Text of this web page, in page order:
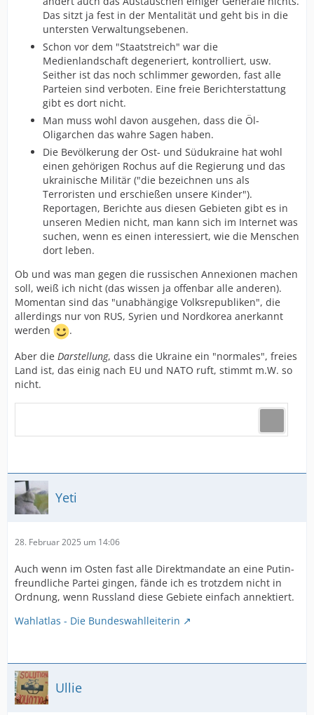
Das sitzt ja fest in der Mentalität und geht bis in die
untersten Verwaltungsebenen.
Schon vor dem "Staatstreich" war die
Medienlandschaft degeneriert, kontrolliert, usw.
Seither ist das noch schlimmer geworden, fast alle
Parteien sind verboten. Eine freie Berichterstattung
gibt es dort nicht.
Man muss wohl davon ausgehen, dass die Öl-
Oligarchen das wahre Sagen haben.
Die Bevölkerung der Ost- und Südukraine hat wohl
einen gehörigen Rochus auf die Regierung und das
ukrainische Militär ("die bezeichnen uns als
Terroristen und erschießen unsere Kinder").
Reportagen, Berichte aus diesen Gebieten gibt es in
unseren Medien nicht, man kann sich im Internet was
suchen, wenn es einen interessiert, wie die Menschen
dort leben.
Ob und was man gegen die russischen Annexionen machen
soll, weiß ich nicht (das wissen ja offenbar alle anderen).
Momentan sind das "unabhängige Volksrepubliken", die
allerdings nur von RUS, Syrien und Nordkorea anerkannt
werden
.
Aber die Darstellung, dass die Ukraine ein "normales", freies
Land ist, das einig nach EU und NATO ruft, stimmt m.W. so
nicht.
Yeti
28. Februar 2025 um 14:06
Auch wenn im Osten fast alle Direktmandate an eine Putin-
freundliche Partei gingen, fände ich es trotzdem nicht in
Ordnung, wenn Russland diese Gebiete einfach annektiert.
Wahlatlas - Die Bundeswahlleiterin
Ullie